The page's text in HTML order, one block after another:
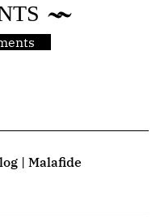
| Malafide